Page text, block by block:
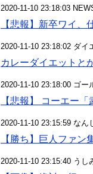
2020-11-10 23:18:03
【悲報】新卒ワイ
2020-11-10 23:18:02 ダイ
カレーダイエットと
2020-11-10 23:18:00 ゴー
【悲報】 コーエー
2020-11-10 23:15:59 なん
【勝ち】巨人ファン
2020-11-10 23:15:40 うし